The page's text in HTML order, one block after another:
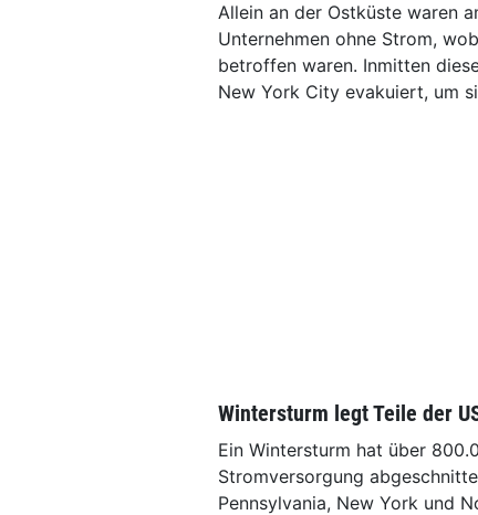
Allein an der Ostküste waren
Unternehmen ohne Strom,
betroffen waren. Inmitten
New York City evakuiert, um
Wintersturm legt Teile der
Ein Wintersturm hat über
Stromversorgung
Pennsylvania, New York und